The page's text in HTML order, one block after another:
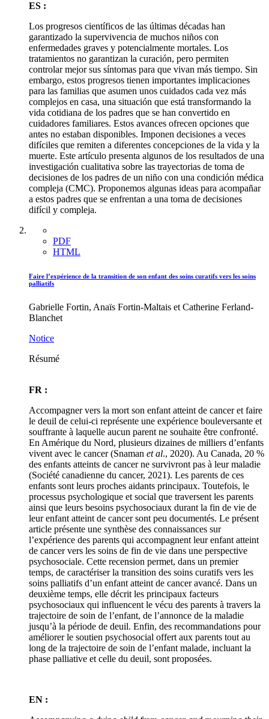
ES :
Los progresos científicos de las últimas décadas han
garantizado la supervivencia de muchos niños con
enfermedades graves y potencialmente mortales. Los
tratamientos no garantizan la curación, pero permiten
controlar mejor sus síntomas para que vivan más tiempo. Sin
embargo, estos progresos tienen importantes implicaciones
para las familias que asumen unos cuidados cada vez más
complejos en casa, una situación que está transformando la
vida cotidiana de los padres que se han convertido en
cuidadores familiares. Estos avances ofrecen opciones que
antes no estaban disponibles. Imponen decisiones a veces
difíciles que remiten a diferentes concepciones de la vida y la
muerte. Este artículo presenta algunos de los resultados de una
investigación cualitativa sobre las trayectorias de toma de
decisiones de los padres de un niño con una condición médica
compleja (CMC). Proponemos algunas ideas para acompañar
a estos padres que se enfrentan a una toma de decisiones
difícil y compleja.
PDF
HTML
Faire l’expérience de la transition de son enfant des soins curatifs vers les soins
palliatifs
Gabrielle Fortin, Anaïs Fortin-Maltais et Catherine Ferland-
Blanchet
Notice
Résumé
FR :
Accompagner vers la mort son enfant atteint de cancer et faire
le deuil de celui-ci représente une expérience bouleversante et
souffrante à laquelle aucun parent ne souhaite être confronté.
En Amérique du Nord, plusieurs dizaines de milliers d’enfants
vivent avec le cancer (Snaman et al., 2020). Au Canada, 20 %
des enfants atteints de cancer ne survivront pas à leur maladie
(Société canadienne du cancer, 2021). Les parents de ces
enfants sont leurs proches aidants principaux. Toutefois, le
processus psychologique et social que traversent les parents
ainsi que leurs besoins psychosociaux durant la fin de vie de
leur enfant atteint de cancer sont peu documentés. Le présent
article présente une synthèse des connaissances sur
l’expérience des parents qui accompagnent leur enfant atteint
de cancer vers les soins de fin de vie dans une perspective
psychosociale. Cette recension permet, dans un premier
temps, de caractériser la transition des soins curatifs vers les
soins palliatifs d’un enfant atteint de cancer avancé. Dans un
deuxième temps, elle décrit les principaux facteurs
psychosociaux qui influencent le vécu des parents à travers la
trajectoire de soin de l’enfant, de l’annonce de la maladie
jusqu’à la période de deuil. Enfin, des recommandations pour
améliorer le soutien psychosocial offert aux parents tout au
long de la trajectoire de soin de l’enfant malade, incluant la
phase palliative et celle du deuil, sont proposées.
EN :